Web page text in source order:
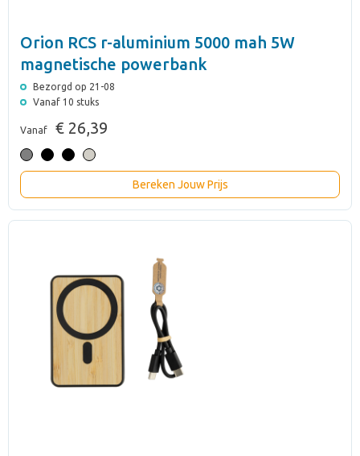
Orion RCS r-aluminium 5000 mah 5W
magnetische powerbank
Bezorgd op 21-08
Vanaf 10 stuks
Vanaf € 26,39
Bereken Jouw Prijs